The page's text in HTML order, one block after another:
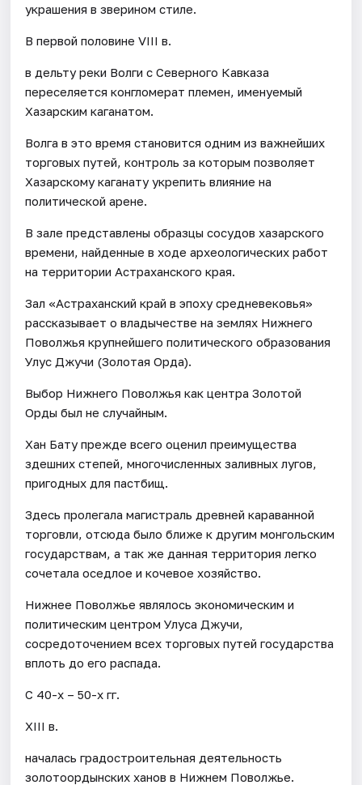
украшения в зверином стиле.
В первой половине VIII в.
в дельту реки Волги с Северного Кавказа
переселяется конгломерат племен, именуемый
Хазарским каганатом.
Волга в это время становится одним из важнейших
торговых путей, контроль за которым позволяет
Хазарскому каганату укрепить влияние на
политической арене.
В зале представлены образцы сосудов хазарского
времени, найденные в ходе археологических работ
на территории Астраханского края.
Зал «Астраханский край в эпоху средневековья»
рассказывает о владычестве на землях Нижнего
Поволжья крупнейшего политического образования
Улус Джучи (Золотая Орда).
Выбор Нижнего Поволжья как центра Золотой
Орды был не случайным.
Хан Бату прежде всего оценил преимущества
здешних степей, многочисленных заливных лугов,
пригодных для пастбищ.
Здесь пролегала магистраль древней караванной
торговли, отсюда было ближе к другим монгольским
государствам, а так же данная территория легко
сочетала оседлое и кочевое хозяйство.
Нижнее Поволжье являлось экономическим и
политическим центром Улуса Джучи,
сосредоточением всех торговых путей государства
вплоть до его распада.
С 40-х – 50-х гг.
XIII в.
началась градостроительная деятельность
золотоордынских ханов в Нижнем Поволжье.